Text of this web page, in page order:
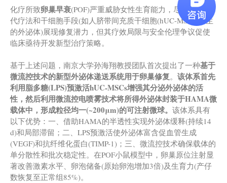
化疗所致卵巢早衰(POF)严重威胁女性生育能力，尽管激素替
代疗法和干细胞手段(如人脐带间充质干细胞(hUC-MSCs)衍生
的外泌体)展现修复潜力，但其疗效局限与安全伦理争议促使
临床亟待开发新型治疗策略。
基于上述问题，南京大学孙海翔教授团队首次提出了一种基于
微流控技术的新型外泌体递送系统用于卵巢修复。 该体系首先
利用脂多糖(LPS)预激活hUC-MSCs增强其分泌外泌体的活
性，然后利用微流控电喷雾技术将所得外泌体封装于HAMA微
载体中，形成粒径均一(~200μm)的可注射微球。 该体系具有
以下优势：一、借助HAMA的半透性实现外泌体缓释(持续14
d)和局部滞留；二、LPS预激活使外泌体富含促血管生成
(VEGF)和抗纤维化蛋白(TIMP-1)；三、微流控技术确保载体的
单分散性和批次稳定性。在POF小鼠模型中，卵巢原位注射显
著改善激素水平、卵泡储备(原始卵泡增加3倍)及生育力(产仔
数恢复至正常组85%)。